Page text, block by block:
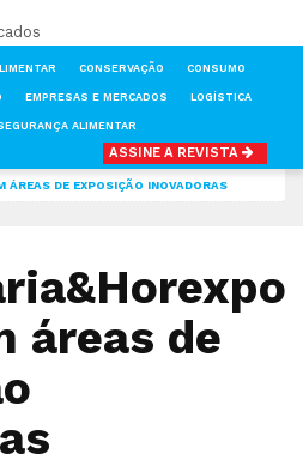
CONSERVAÇÃO CONSUMO
EMPRESAS E MERCADOS LOGÍSTICA
ALIMENTAR
ASSINE A REVISTA
ÁREAS DE EXPOSIÇÃO INOVADORAS
áreas de